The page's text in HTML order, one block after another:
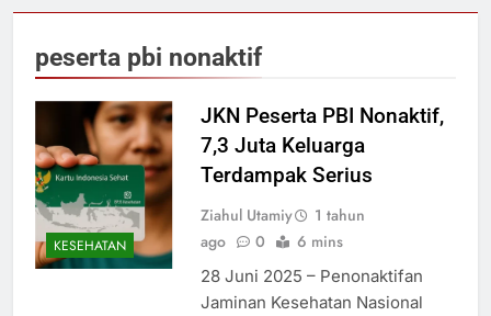
peserta pbi nonaktif
KESEHATAN
JKN Peserta PBI Nonaktif,
7,3 Juta Keluarga
Terdampak Serius
Ziahul Utamiy
1 tahun
ago
0 6 mins
28 Juni 2025 – Penonaktifan
Jaminan Kesehatan Nasional